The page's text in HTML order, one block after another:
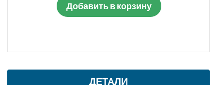
Добавить в корзину
ДЕТАЛИ